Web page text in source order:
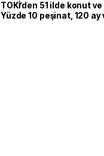
TOKİ’den 51 ilde konut ve
Yüzde 10 peşinat, 120 ay